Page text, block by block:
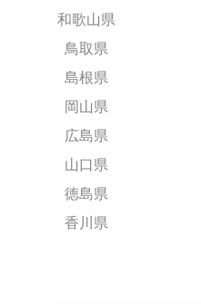
和歌山県
鳥取県
島根県
岡山県
広島県
山口県
徳島県
香川県